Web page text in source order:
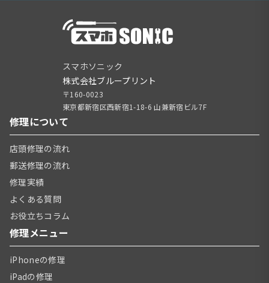
スマホソニック
株式会社ブループリント
〒160-0023
東京都新宿区西新宿1-18-6 山兼新宿ビル7F
修理について
店頭修理の流れ
郵送修理の流れ
修理実績
よくある質問
お役立ちコラム
修理メニュー
iPhoneの修理
iPadの修理